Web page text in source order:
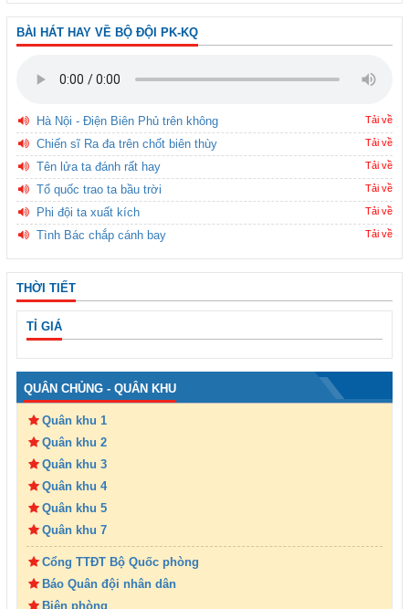
BÀI HÁT HAY VỀ BỘ ĐỘI PK-KQ
Hà Nội - Điện Biên Phủ trên không Tải về
Chiến sĩ Ra đa trên chốt biên thùy Tải về
Tên lửa ta đánh rất hay Tải về
Tổ quốc trao ta bầu trời Tải về
Phi đội ta xuất kích Tải về
Tình Bác chắp cánh bay Tải về
THỜI TIẾT
TỈ GIÁ
QUÂN CHỦNG - QUÂN KHU
Quân khu 1
Quân khu 2
Quân khu 3
Quân khu 4
Quân khu 5
Quân khu 7
Cổng TTĐT Bộ Quốc phòng
Báo Quân đội nhân dân
Biên phòng